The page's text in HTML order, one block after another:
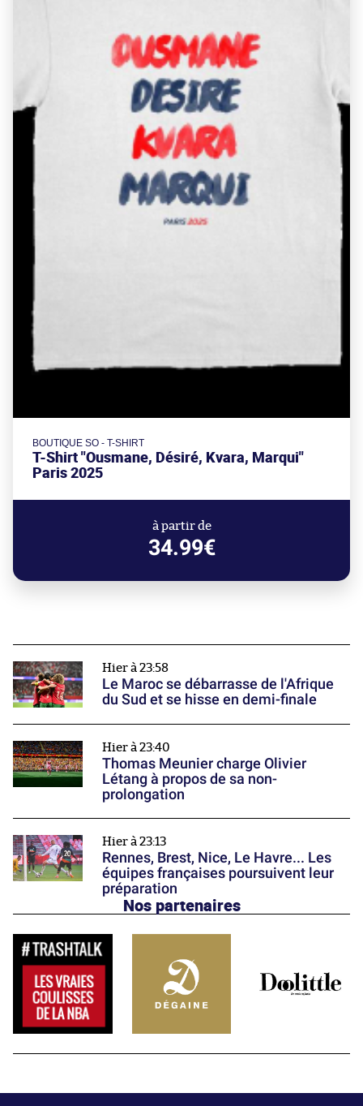
BOUTIQUE SO - T-SHIRT
T-Shirt "Ousmane, Désiré, Kvara, Marqui"
Paris 2025
à partir de
34.99€
Hier à 23:58
Le Maroc se débarrasse de l'Afrique
du Sud et se hisse en demi-finale
Hier à 23:40
Thomas Meunier charge Olivier
Létang à propos de sa non-
prolongation
Hier à 23:13
Rennes, Brest, Nice, Le Havre... Les
équipes françaises poursuivent leur
préparation
Nos partenaires